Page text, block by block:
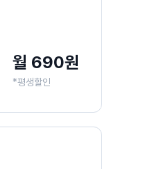
월 690원
*평생할인